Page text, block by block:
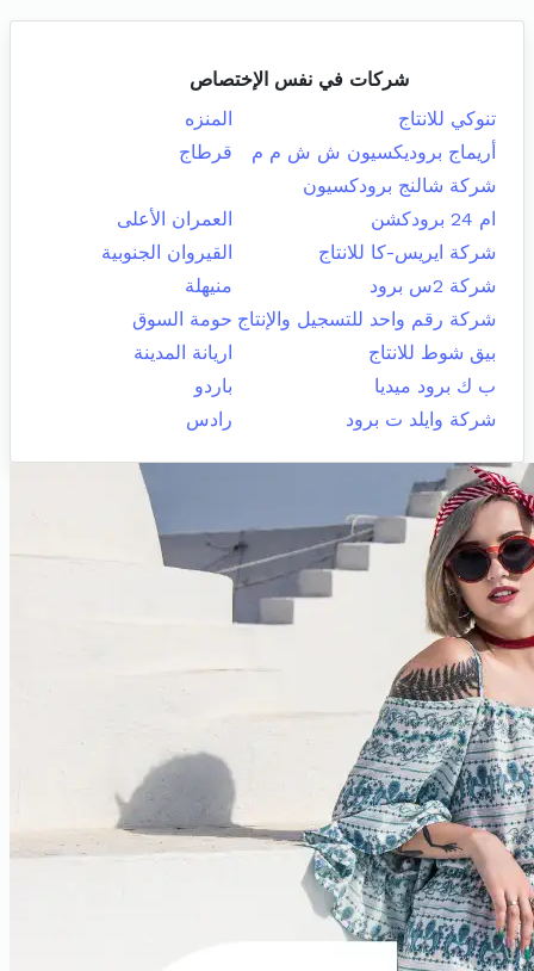
شركات في نفس الإختصاص
تنوكي للانتاج
المنزه
أريماج بروديكسيون ش ش م م
قرطاج
شركة شالنج برودكسيون
ام 24 برودكشن
العمران الأعلى
شركة ايريس-كا للانتاج
القيروان الجنوبية
شركة 2س برود
منيهلة
شركة رقم واحد للتسجيل والإنتاج حومة السوق
بيق شوط للانتاج
اريانة المدينة
ب ك برود ميديا
باردو
شركة وايلد ت برود
رادس